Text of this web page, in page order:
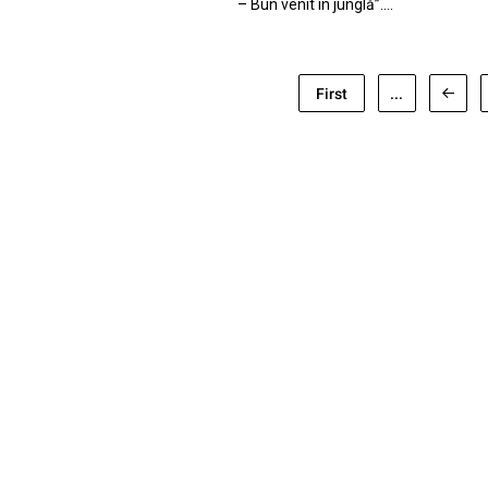
– Bun venit în junglă”.…
First ...